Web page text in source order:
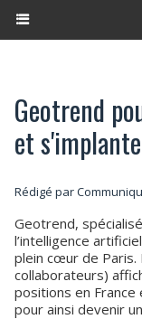
Geotrend
et
Rédigé par
Geotrend,
l’intelligence
plein cœur de Paris.
collaborateurs)
positions en France
pour ainsi devenir